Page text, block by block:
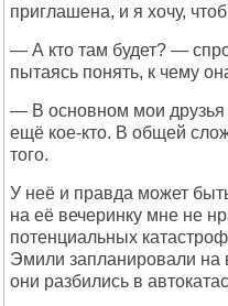
приглашена, и я хочу,
— А кто там будет? —
пытаясь понять, к чему
— В основном мои друзья
ещё кое-кто. В общей
того.
У неё и правда может
на её вечеринку мне не
потенциальных
Эмили запланировали
они разбились в